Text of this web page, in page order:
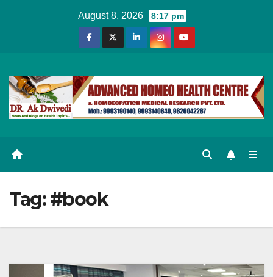
August 8, 2026 8:17 pm
Tag:#book